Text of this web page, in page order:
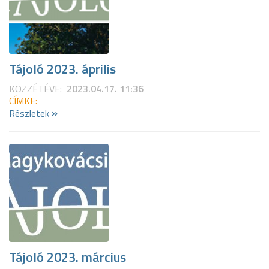
Tájoló 2023. április
KÖZZÉTÉVE: 2023.04.17. 11:36
CÍMKE:
Részletek »
Tájoló 2023. március